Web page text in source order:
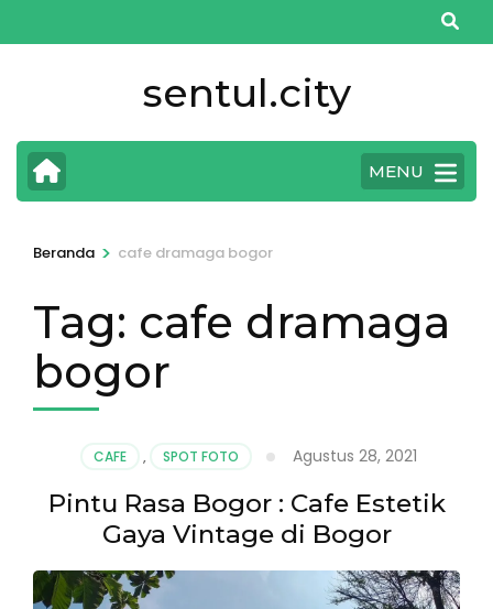
ke
Enter)
sentul.city
MENU
Beranda > cafe dramaga bogor
Tag: cafe dramaga
bogor
CAFE , SPOT FOTO Agustus 28, 2021
Pintu Rasa Bogor : Cafe Estetik
Gaya Vintage di Bogor